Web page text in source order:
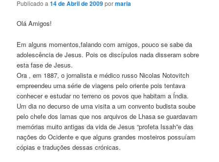
Publicado a14 de Abril de 2009pormaria
Olá Amigos!
Em alguns momentos,falando com amigos, pouco se sabe da
adolescência de Jesus. Pois os discípulos nada disseram sobre
esta fase de Jesus.
Ora , em 1887, o jornalista e médico russo Nicolas Notovitch
empreendeu uma série de viagens pelo oriente pois tentava
conhecer e estudar no terreno os povos que habitam a Índia.
Um dia no decurso de uma visita a um convento budista soube
pelo chefe dos lamas que nos arquivos de Lhasa se guardavam
memórias muito antigas da vida de Jesus “profeta Issah”e das
nações do Ocidente e que alguns grandes mosteiros possuíam
cópias e traduções dessas crónicas.